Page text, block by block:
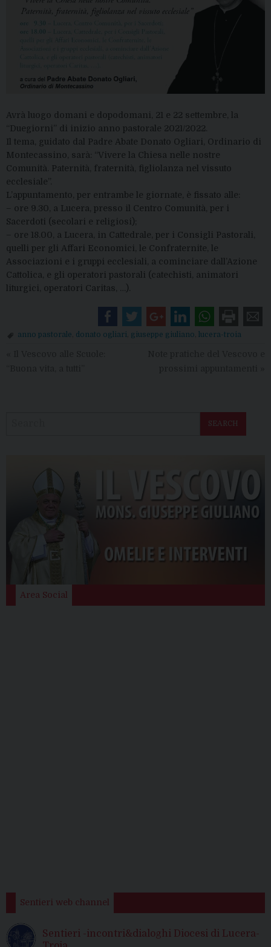
Avrà luogo domani e dopodomani, 21 e 22 settembre, la
“Duegiorni” di inizio anno pastorale 2021/2022.
Il tema, guidato dal Padre Abate Donato Ogliari, Ordinario di
Montecassino, sarà: “Vivere la Chiesa nelle nostre
Comunità. Paternità, fraternità, figliolanza nel vissuto
ecclesiale”.
L’appuntamento, per entrambe le giornate, è fissato alle:
– ore 9.30, a Lucera, presso il Centro Comunità, per i
Sacerdoti (secolari e religiosi);
– ore 18.00, a Lucera, in Cattedrale, per i Consigli Pastorali,
quelli per gli Affari Economici, le Confraternite, le
Associazioni e i gruppi ecclesiali, a cominciare dall’Azione
Cattolica, e gli operatori pastorali (catechisti, animatori
liturgici, operatori Caritas, …).
anno pastorale donato ogliari giuseppe giuliano lucera-troia
SEARCH
Area Social
Sentieri web channel
Sentieri -incontri&dialoghi Diocesi di Lucera-